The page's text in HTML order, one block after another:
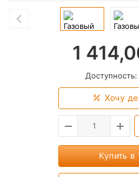
1
Доступность:
Хочу
Купить в